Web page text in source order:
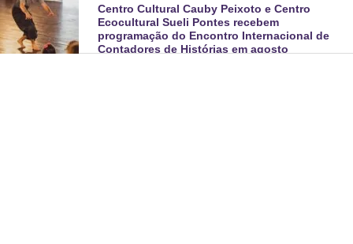
Centro Cultural Cauby Peixoto e Centro
Ecocultural Sueli Pontes recebem
programação do Encontro Internacional de
Contadores de Histórias em agosto